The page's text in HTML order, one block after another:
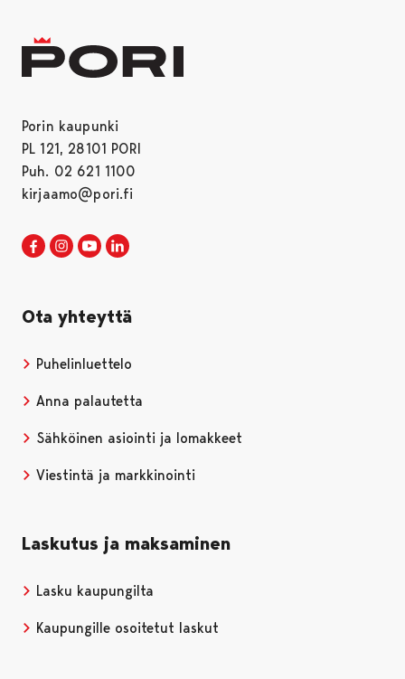
Porin kaupunki
PL 121, 28101 PORI
Puh. 02 621 1100
kirjaamo@pori.fi
Porin kaupunki Facebookissa
Avautuu uudessa välilehdessä
Porin kaupunki Instagramissa
Avautuu uudessa välilehdessä
Porin kaupunki Youtubessa
Avautuu uudessa välilehdessä
Ota yhteyttä
Puhelinluettelo
Anna palautetta
Sähköinen asiointi ja lomakkeet
Viestintä ja markkinointi
Laskutus ja maksaminen
Lasku kaupungilta
Kaupungille osoitetut laskut